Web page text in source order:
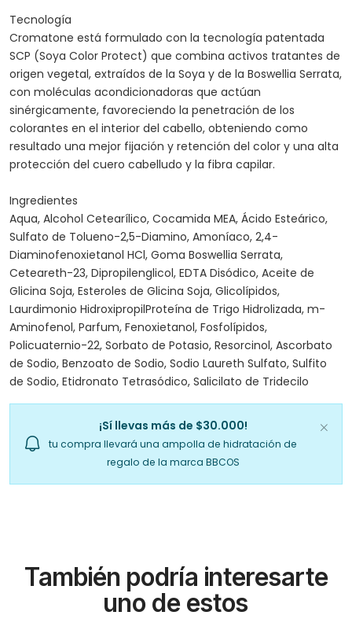
Tecnología
Cromatone está formulado con la tecnología patentada
SCP (Soya Color Protect) que combina activos tratantes de
origen vegetal, extraídos de la Soya y de la Boswellia Serrata,
con moléculas acondicionadoras que actúan
sinérgicamente, favoreciendo la penetración de los
colorantes en el interior del cabello, obteniendo como
resultado una mejor fijación y retención del color y una alta
protección del cuero cabelludo y la fibra capilar.
Ingredientes
Aqua, Alcohol Cetearílico, Cocamida MEA, Ácido Esteárico,
Sulfato de Tolueno-2,5-Diamino, Amoníaco, 2,4-
Diaminofenoxietanol HCl, Goma Boswellia Serrata,
Ceteareth-23, Dipropilenglicol, EDTA Disódico, Aceite de
Glicina Soja, Esteroles de Glicina Soja, Glicolípidos,
Laurdimonio HidroxipropilProteína de Trigo Hidrolizada, m-
Aminofenol, Parfum, Fenoxietanol, Fosfolípidos,
Policuaternio-22, Sorbato de Potasio, Resorcinol, Ascorbato
de Sodio, Benzoato de Sodio, Sodio Laureth Sulfato, Sulfito
de Sodio, Etidronato Tetrasódico, Salicilato de Tridecilo
¡Sí llevas más de $30.000!
tu compra llevará una ampolla de hidratación de
regalo de la marca BBCOS
También podría interesarte
uno de estos